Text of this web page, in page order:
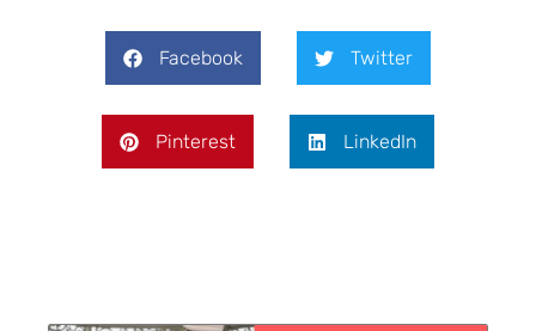
Facebook Twitter
Pinterest LinkedIn